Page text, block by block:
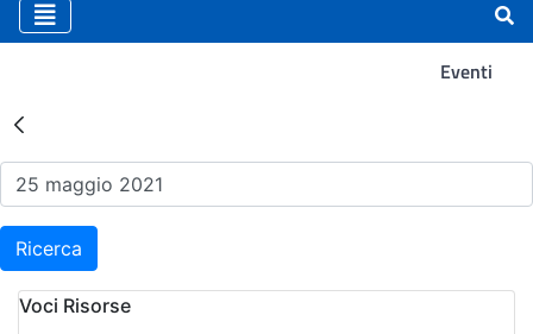
Eventi
Risultati della Ricerca -
Ricerca
Voci Risorse